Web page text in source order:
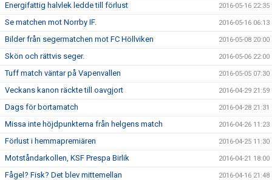
Energifattig halvlek ledde till förlust 2016-05-16 22:35
Se matchen mot Norrby IF. 2016-05-16 06:13
Bilder från segermatchen mot FC Höllviken 2016-05-08 20:00
Skön och rättvis seger. 2016-05-06 22:00
Tuff match väntar på Vapenvallen 2016-05-05 07:30
Veckans kanon räckte till oavgjort 2016-04-29 21:59
Dags för bortamatch 2016-04-28 21:31
Missa inte höjdpunkterna från helgens match 2016-04-26 11:23
Förlust i hemmapremiären 2016-04-25 11:30
Motståndarkollen, KSF Prespa Birlik 2016-04-21 18:00
Fågel? Fisk? Det blev mittemellan 2016-04-16 21:48